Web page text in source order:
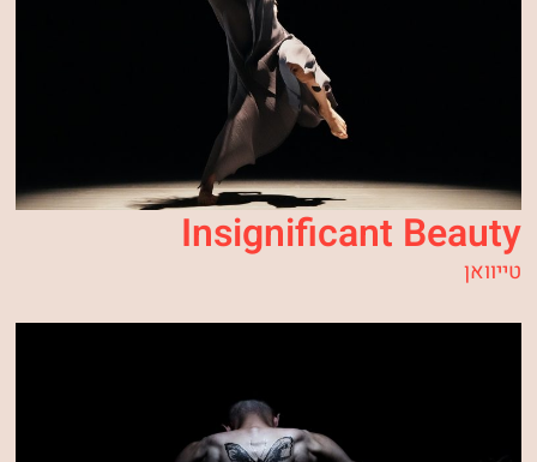
Insignificant Beauty
טייוואן